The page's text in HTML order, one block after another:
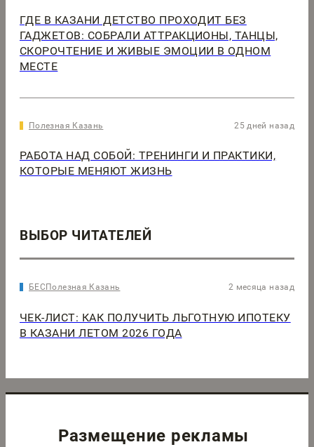
ГДЕ В КАЗАНИ ДЕТСТВО ПРОХОДИТ БЕЗ
ГАДЖЕТОВ: СОБРАЛИ АТТРАКЦИОНЫ, ТАНЦЫ,
СКОРОЧТЕНИЕ И ЖИВЫЕ ЭМОЦИИ В ОДНОМ
МЕСТЕ
Полезная Казань 25 дней назад
РАБОТА НАД СОБОЙ: ТРЕНИНГИ И ПРАКТИКИ,
КОТОРЫЕ МЕНЯЮТ ЖИЗНЬ
ВЫБОР ЧИТАТЕЛЕЙ
БЕСПолезная Казань 2 месяца назад
ЧЕК-ЛИСТ: КАК ПОЛУЧИТЬ ЛЬГОТНУЮ ИПОТЕКУ
В КАЗАНИ ЛЕТОМ 2026 ГОДА
Размещение рекламы